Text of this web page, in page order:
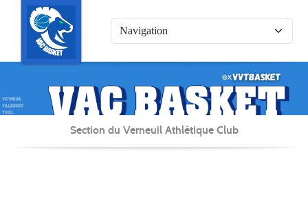
Section du Verneuil Athlétique Club
Panneau de gestion des cookies